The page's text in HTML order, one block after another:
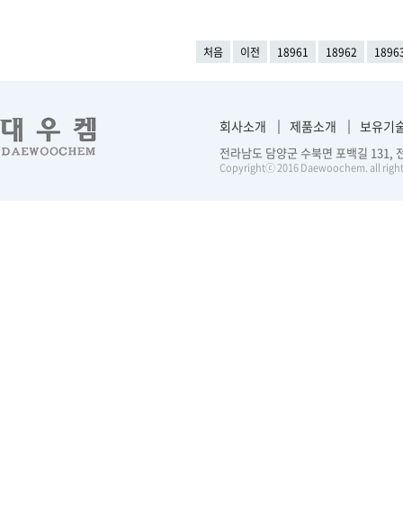
처음 이전 18961 18962
회사소개 제품소개 보유기
전라남도 담양군 수북면 포백길
Copyrightⓒ 2016 Daewoochem. all